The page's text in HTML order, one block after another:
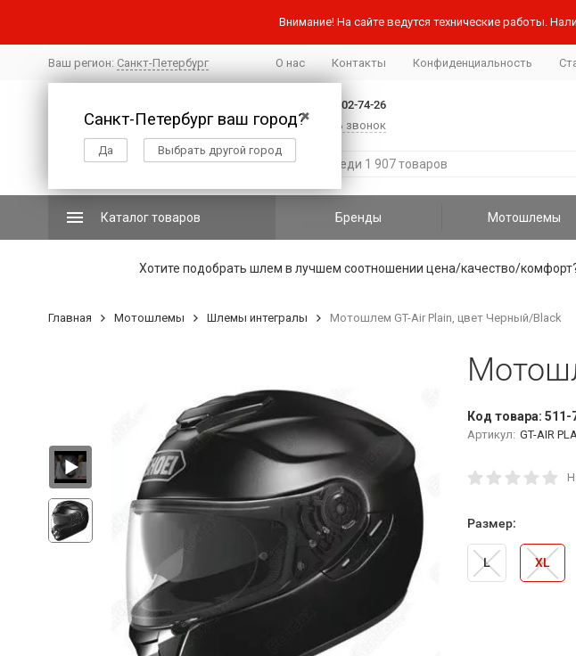
Внимание! На сайте ведутся технические работы.
Ваш регион: Санкт-Петербург
✖
Санкт-Петербург ваш город?
Да Выбрать другой город
О нас Контакты Конфиденциальность
+7 (812) 502-74-26
Заказать звонок
Каталог товаров Бренды Мотошлемы
Хотите подобрать шлем в лучшем соотношении цена/качество/
Главная Мотошлемы Шлемы интегралы Мотошлем GT-Air Plain, цвет Черный/Black
Код товара: 511-
Артикул: GT-AIR
Размер:
L XL